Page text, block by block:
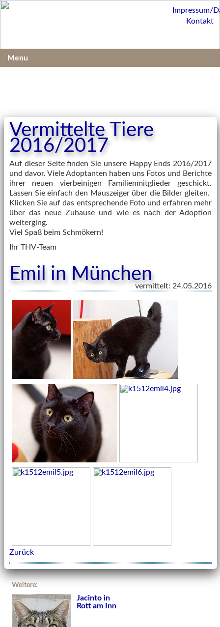
Vermittelte Tiere
2016/2017
Auf dieser Seite finden Sie unsere Happy Ends 2016/2017
und davor. Viele Adoptanten haben uns Fotos und Berichte
ihrer neuen vierbeinigen Familienmitglieder geschickt.
Lassen Sie einfach den Mauszeiger über die Bilder gleiten.
Klicken Sie auf das entsprechende Foto und erfahren mehr
über das neue Zuhause und wie es nach der Adoption
weiterging.
Viel Spaß beim Schmökern!
Ihr THV-Team
Emil in München
vermittelt: 24.05.2016
Zurück
Weitere:
Jacinto in
Rott am Inn
Impressum/
Kontakt
Menu